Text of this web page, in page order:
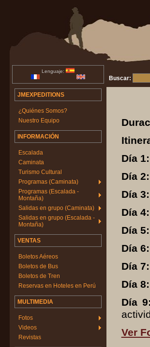
Lenguaje:
JMEXPEDITIONS
¿Quiénes Somos?
Nuestro Equipo
INFORMACIÓN
Escalada
Caminata
Turismo Cultural
Programas (Caminata)
Programas (Escalada -
Montaña)
Salidas en grupo (Caminata)
Salidas en grupo (Escalada -
Montaña)
VENTAS
Boletos Aéreos
Boletos de Bus
Boletos de Tren
Reservas en Hoteles en Perú
MULTIMEDIA
Fotos
Videos
Revistas
Buscar:
Día 1:
Día 2:
Día 3:
Día 4:
Día 5:
Día 6:
Día 7:
Día 8:
Día 9:
Ver